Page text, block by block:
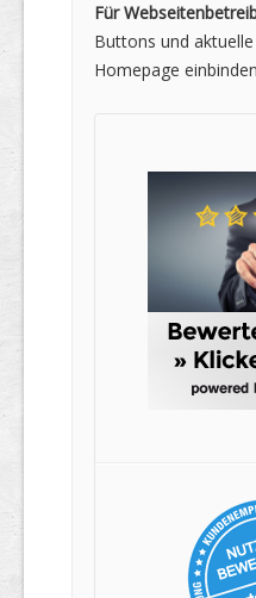
Für
Buttons und
Homepage